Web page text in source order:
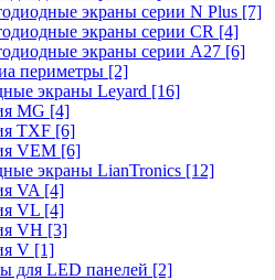
экраны серии N Plus [7]
экраны серии CR [4]
экраны серии А27 [6]
периметры [2]
экраны Leyard [16]
MG [4]
TXF [6]
VEM [6]
экраны LianTronics [12]
VA [4]
VL [4]
VH [3]
V [1]
для LED панелей [2]